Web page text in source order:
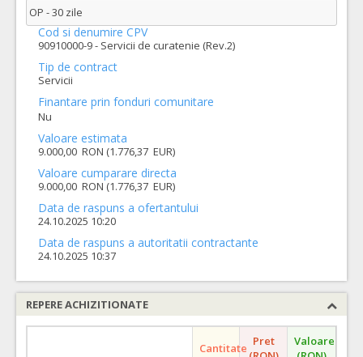
OP - 30 zile
Cod si denumire CPV
90910000-9 - Servicii de curatenie (Rev.2)
Tip de contract
Servicii
Finantare prin fonduri comunitare
Nu
Valoare estimata
9.000,00 RON (1.776,37 EUR)
Valoare cumparare directa
9.000,00 RON (1.776,37 EUR)
Data de raspuns a ofertantului
24.10.2025 10:20
Data de raspuns a autoritatii contractante
24.10.2025 10:37
REPERE ACHIZITIONATE
Cantitate Pret
Valoare